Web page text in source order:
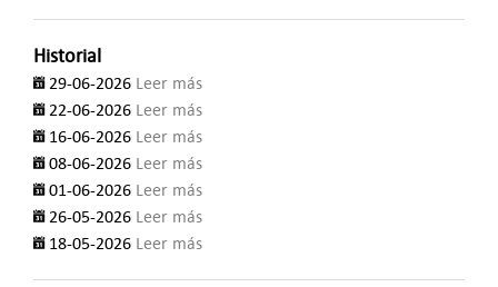
Historial
29-06-2026 Leer más
22-06-2026 Leer más
16-06-2026 Leer más
08-06-2026 Leer más
01-06-2026 Leer más
26-05-2026 Leer más
18-05-2026 Leer más